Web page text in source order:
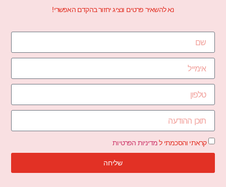
נא להשאיר פרטים ונציג יחזור בהקדם האפשרי!
קראתי והסכמתי למדיניות הפרטיות
שליחה